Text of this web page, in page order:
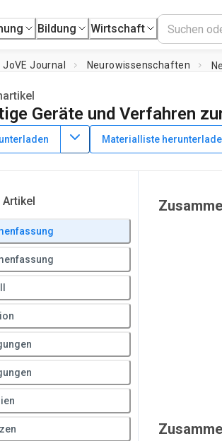
Bildung Wirtschaft
JoVE Journal Neurowissenschaften
Geräte und Verfahren
1998 20. August 2010
1,Christine L. Duvauchelle1
Materialliste
Artikel